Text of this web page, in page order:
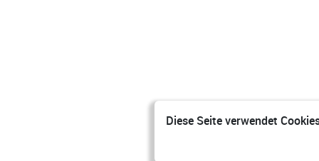
Diese Seite verwendet